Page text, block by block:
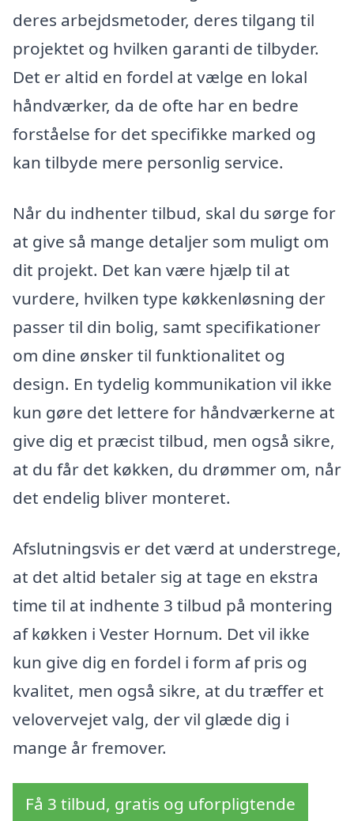
deres arbejdsmetoder, deres tilgang til
projektet og hvilken garanti de tilbyder.
Det er altid en fordel at vælge en lokal
håndværker, da de ofte har en bedre
forståelse for det specifikke marked og
kan tilbyde mere personlig service.
Når du indhenter tilbud, skal du sørge for
at give så mange detaljer som muligt om
dit projekt. Det kan være hjælp til at
vurdere, hvilken type køkkenløsning der
passer til din bolig, samt specifikationer
om dine ønsker til funktionalitet og
design. En tydelig kommunikation vil ikke
kun gøre det lettere for håndværkerne at
give dig et præcist tilbud, men også sikre,
at du får det køkken, du drømmer om, når
det endelig bliver monteret.
Afslutningsvis er det værd at understrege,
at det altid betaler sig at tage en ekstra
time til at indhente 3 tilbud på montering
af køkken i Vester Hornum. Det vil ikke
kun give dig en fordel i form af pris og
kvalitet, men også sikre, at du træffer et
velovervejet valg, der vil glæde dig i
mange år fremover.
Få 3 tilbud, gratis og uforpligtende